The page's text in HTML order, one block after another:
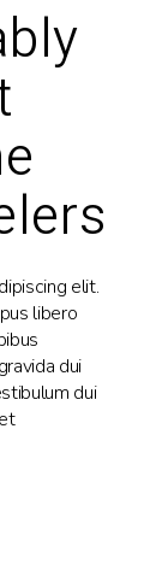
elit.
libero
dui
dui